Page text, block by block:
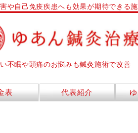
や自己免疫疾患へも効果が期待できる
不眠や頭痛のお悩みも鍼灸施術で改善
表 代表紹介